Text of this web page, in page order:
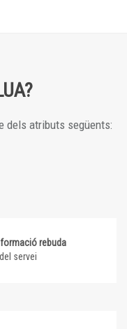
dels atributs següents:
rebuda
servei